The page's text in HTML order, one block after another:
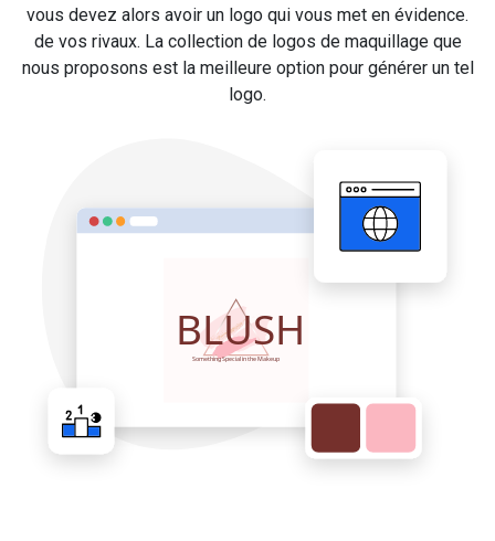
vous devez alors avoir un logo qui vous met en évidence.
de vos rivaux. La collection de logos de maquillage que
nous proposons est la meilleure option pour générer un tel
logo.